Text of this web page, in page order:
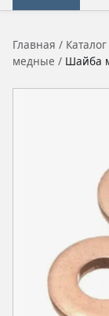
Главная / Каталог
медные / Шайба